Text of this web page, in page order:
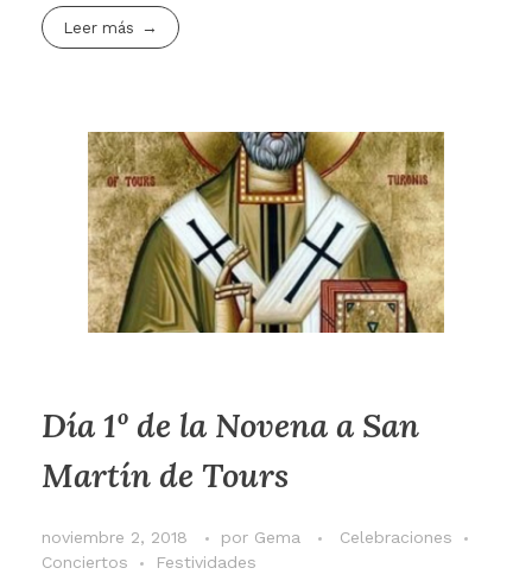
Leer más
Día 1º de la Novena a San
Martín de Tours
noviembre 2, 2018 por Gema
Celebraciones
Conciertos
Festividades